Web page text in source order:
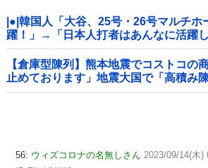
|●|韓国人「大谷、25号・26号マルチホ
躍！」→「日本人打者はあんなに活躍
ﾙ」＝韓国の反応
【倉庫型陳列】熊本地震でコストコの
止めております」地震大国で「高積み
にも聞いた
56: ウィズコロナの名無しさん 2023/09/14(木)